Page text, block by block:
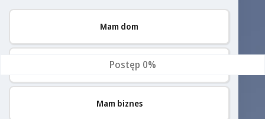
Postęp 0%
Mam dom
Buduję dom
Mam biznes